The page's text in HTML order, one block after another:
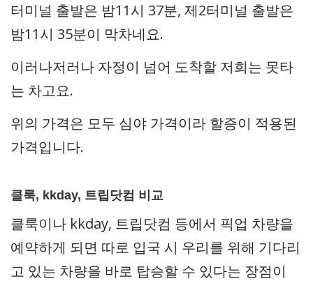
터미널 출발은 밤11시 37분, 제2터미널 출발은
밤11시 35분이 막차네요.
이러나저러나 자정이 넘어 도착할 저희는 못타
는 차고요.
위의 가격은 모두 심야 가격이라 할증이 적용된
가격입니다.
클룩, kkday, 트립닷컴 비교
클룩이나 kkday, 트립닷컴 등에서 픽업 차량을
예약하게 되면 따로 입국 시 우리를 위해 기다리
고 있는 차량을 바로 탑승할 수 있다는 장점이